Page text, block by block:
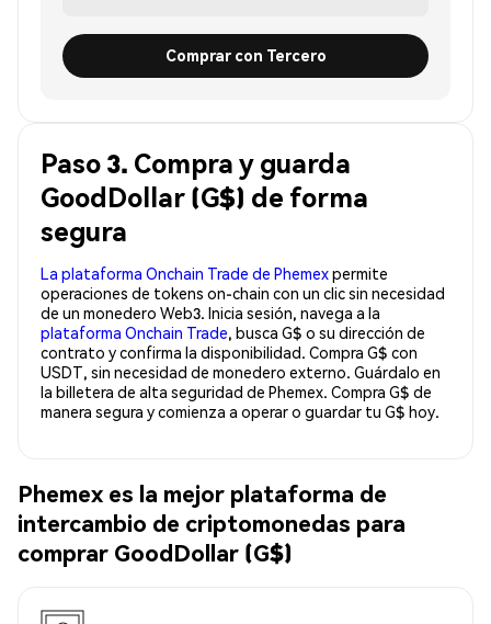
Comprar con Tercero
Paso 3. Compra y guarda
GoodDollar (G$) de forma
segura
La plataforma Onchain Trade de Phemexpermite
operaciones de tokens on-chain con un clic sin necesidad
de un monedero Web3. Inicia sesión, navega a la
plataforma Onchain Trade, busca G$ o su dirección de
contrato y confirma la disponibilidad. Compra G$ con
USDT, sin necesidad de monedero externo. Guárdalo en
la billetera de alta seguridad de Phemex. Compra G$ de
manera segura y comienza a operar o guardar tu G$ hoy.
Phemex es la mejor plataforma de
intercambio de criptomonedas para
comprar GoodDollar (G$)